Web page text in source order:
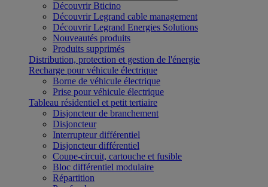
Découvrir Bticino
Découvrir Legrand cable management
Découvrir Legrand Energies Solutions
Nouveautés produits
Produits supprimés
Distribution, protection et gestion de l'énergie
Recharge pour véhicule électrique
Borne de véhicule électrique
Prise pour véhicule électrique
Tableau résidentiel et petit tertiaire
Disjoncteur de branchement
Disjoncteur
Interrupteur différentiel
Disjoncteur différentiel
Coupe-circuit, cartouche et fusible
Bloc différentiel modulaire
Répartition